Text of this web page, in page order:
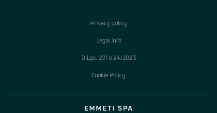
Privacy policy
Legal Info
D.Lgs. 231 e 24/2023
Cookie Policy
EMMETI SPA